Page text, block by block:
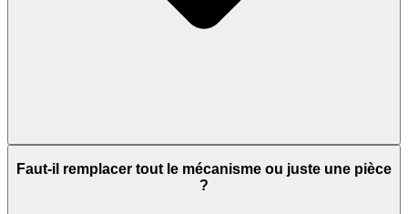
Faut-il remplacer tout le mécanisme ou juste une pièce
?